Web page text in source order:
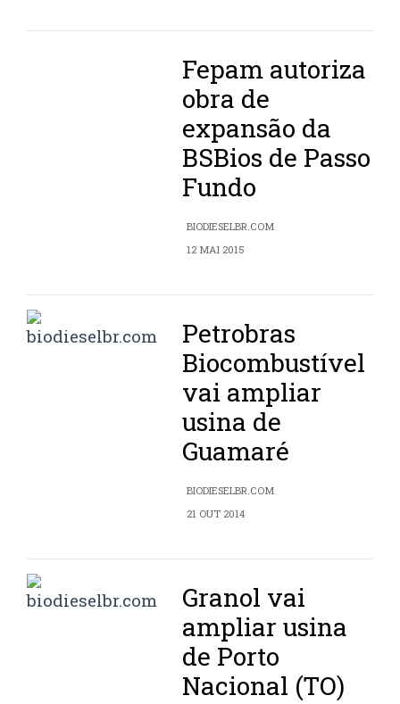
Fepam autoriza
obra de
expansão da
BSBios de Passo
Fundo
BIODIESELBR.COM
12 MAI 2015
Petrobras
Biocombustível
vai ampliar
usina de
Guamaré
BIODIESELBR.COM
21 OUT 2014
Granol vai
ampliar usina
de Porto
Nacional (TO)